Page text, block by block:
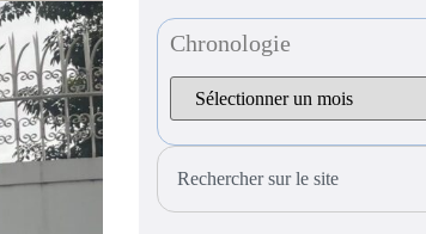
Chronologie